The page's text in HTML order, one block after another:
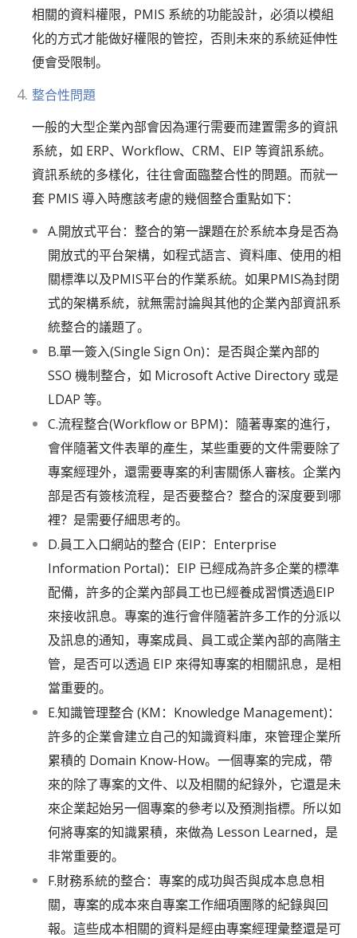
相關的資料權限，PMIS 系統的功能設計，必須以模組
化的方式才能做好權限的管控，否則未來的系統延伸性
便會受限制。
整合性問題
一般的大型企業內部會因為運行需要而建置需多的資訊
系統，如 ERP、Workflow、CRM、EIP 等資訊系統。
資訊系統的多樣化，往往會面臨整合性的問題。而就一
套 PMIS 導入時應該考慮的幾個整合重點如下：
A.開放式平台：整合的第一課題在於系統本身是否為
開放式的平台架構，如程式語言、資料庫、使用的相
關標準以及PMIS平台的作業系統。如果PMIS為封閉
式的架構系統，就無需討論與其他的企業內部資訊系
統整合的議題了。
B.單一簽入(Single Sign On)：是否與企業內部的
SSO 機制整合，如 Microsoft Active Directory 或是
LDAP 等。
C.流程整合(Workflow or BPM)：隨著專案的進行，
會伴隨著文件表單的產生，某些重要的文件需要除了
專案經理外，還需要專案的利害關係人審核。企業內
部是否有簽核流程，是否要整合？整合的深度要到哪
裡？是需要仔細思考的。
D.員工入口網站的整合 (EIP：Enterprise
Information Portal)：EIP 已經成為許多企業的標準
配備，許多的企業內部員工也已經養成習慣透過EIP
來接收訊息。專案的進行會伴隨著許多工作的分派以
及訊息的通知，專案成員、員工或企業內部的高階主
管，是否可以透過 EIP 來得知專案的相關訊息，是相
當重要的。
E.知識管理整合 (KM：Knowledge Management)：
許多的企業會建立自己的知識資料庫，來管理企業所
累積的 Domain Know-How。一個專案的完成，帶
來的除了專案的文件、以及相關的紀錄外，它還是未
來企業起始另一個專案的參考以及預測指標。所以如
何將專案的知識累積，來做為 Lesson Learned，是
非常重要的。
F.財務系統的整合：專案的成功與否與成本息息相
關，專案的成本來自專案工作細項團隊的紀錄與回
報。這些成本相關的資料是經由專案經理彙整還是可